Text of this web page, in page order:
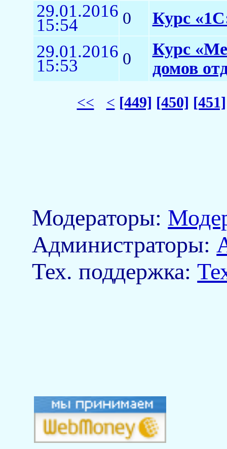
29.01.2016
15:54 0 Курс
29.01.2016
15:53 0
Курс
домов
<< < [449] [450] [451]
Модераторы:
Aдминистраторы:
Тех. поддержка: